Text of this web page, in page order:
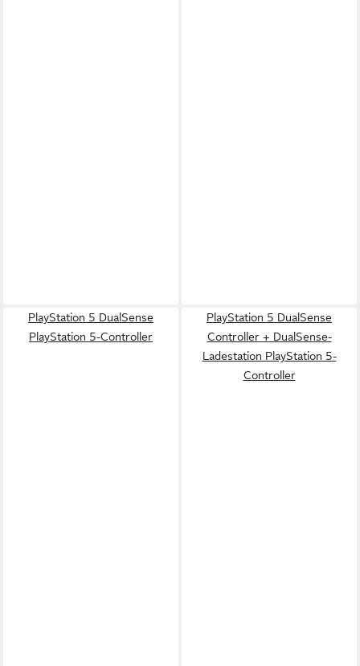
PlayStation 5 DualSense
PlayStation 5-Controller
PlayStation 5 DualSense
Controller + DualSense-
Ladestation PlayStation 5-
Controller